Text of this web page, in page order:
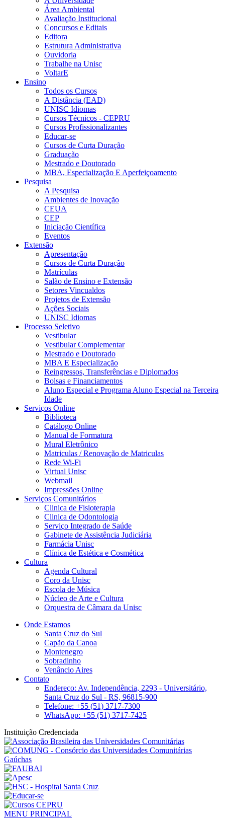
Área Ambiental
Avaliação Institucional
Concursos e Editais
Editora
Estrutura Administrativa
Ouvidoria
Trabalhe na Unisc
VoltarE
Ensino
Todos os Cursos
A Distância (EAD)
UNISC Idiomas
Cursos Técnicos - CEPRU
Cursos Profissionalizantes
Educar-se
Cursos de Curta Duração
Graduação
Mestrado e Doutorado
MBA, Especialização E Aperfeiçoamento
Pesquisa
A Pesquisa
Ambientes de Inovação
CEUA
CEP
Iniciação Científica
Eventos
Extensão
Apresentação
Cursos de Curta Duração
Matrículas
Salão de Ensino e Extensão
Setores Vincualdos
Projetos de Extensão
Ações Sociais
UNISC Idiomas
Processo Seletivo
Vestibular
Vestibular Complementar
Mestrado e Doutorado
MBA E Especialização
Reingressos, Transferências e Diplomados
Bolsas e Financiamentos
Aluno Especial e Programa Aluno Especial na Terceira
Idade
Serviços Online
Biblioteca
Catálogo Online
Manual de Formatura
Mural Eletrônico
Matriculas / Renovação de Matriculas
Rede Wi-Fi
Virtual Unisc
Webmail
Impressões Online
Serviços Comunitários
Clinica de Fisioterapia
Clinica de Odontologia
Serviço Integrado de Saúde
Gabinete de Assistência Judiciária
Farmácia Unisc
Clínica de Estética e Cosmética
Cultura
Agenda Cultural
Coro da Unisc
Escola de Música
Núcleo de Arte e Cultura
Orquestra de Câmara da Unisc
Onde Estamos
Santa Cruz do Sul
Capão da Canoa
Montenegro
Sobradinho
Venâncio Aires
Contato
Endereço: Av. Independência, 2293 - Universitário,
Santa Cruz do Sul - RS, 96815-900
Telefone: +55 (51) 3717-7300
WhatsApp: +55 (51) 3717-7425
Instituição Credenciada
MENU PRINCIPAL